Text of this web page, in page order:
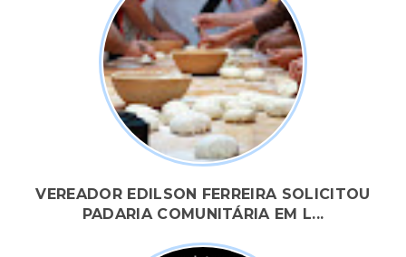
VEREADOR EDILSON FERREIRA SOLICITOU
PADARIA COMUNITÁRIA EM L...